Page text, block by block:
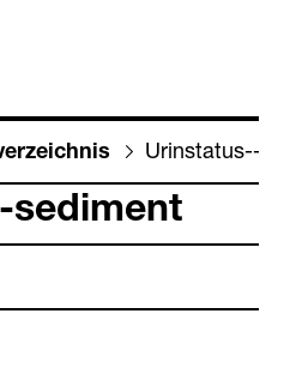
Urin­sta­tus-​-​
​sedi­ment